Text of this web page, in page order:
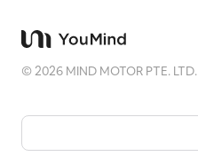
©2026 MIND MOTOR PTE. LTD.